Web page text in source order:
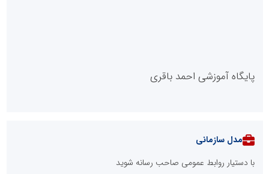
پایگاه آموزشی احمد باقری
مدل سازمانی
با دستیار روابط عمومی صاحب رسانه شوید